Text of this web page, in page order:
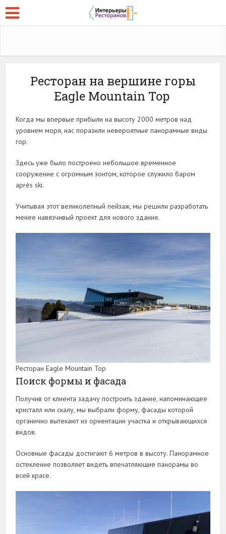
Ресторан на вершине горы
Eagle Mountain Top
Когда мы впервые прибыли на высоту 2000 метров над
уровнем моря, нас поразили невероятные панорамные виды
гор.
Здесь уже было построено небольшое временное
сооружение с огромным зонтом, которое служило баром
après ski.
Учитывая этот великолепный пейзаж, мы решили разработать
менее навязчивый проект для нового здания.
Ресторан Eagle Mountain Top
Поиск формы и фасада
Получив от клиента задачу построить здание, напоминающее
кристалл или скалу, мы выбрали форму, фасады которой
органично вытекают из ориентации участка и открывающихся
видов.
Основные фасады достигают 6 метров в высоту. Панорамное
остекление позволяет видеть впечатляющие панорамы во
всей красе.